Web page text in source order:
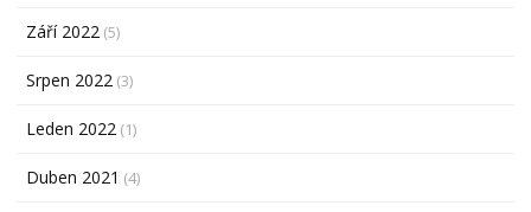
Září 2022 (5)
Srpen 2022 (3)
Leden 2022 (1)
Duben 2021 (4)